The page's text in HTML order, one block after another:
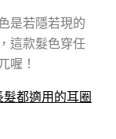
是若隱若現的
這款髮色穿任
喔！
髮都適用的耳圈